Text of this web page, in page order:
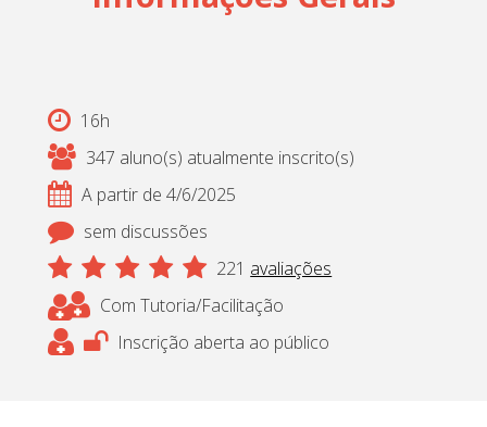
16h
347 aluno(s) atualmente inscrito(s)
A partir de 4/6/2025
sem discussões
221 avaliações
Com Tutoria/Facilitação
Inscrição aberta ao público